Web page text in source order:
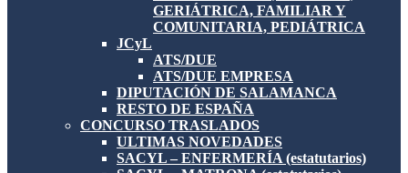
GERIÁTRICA, FAMILIAR Y
COMUNITARIA, PEDIÁTRICA
JCyL
ATS/DUE
ATS/DUE EMPRESA
DIPUTACIÓN DE SALAMANCA
RESTO DE ESPAÑA
CONCURSO TRASLADOS
ULTIMAS NOVEDADES
SACYL – ENFERMERÍA (estatutarios)